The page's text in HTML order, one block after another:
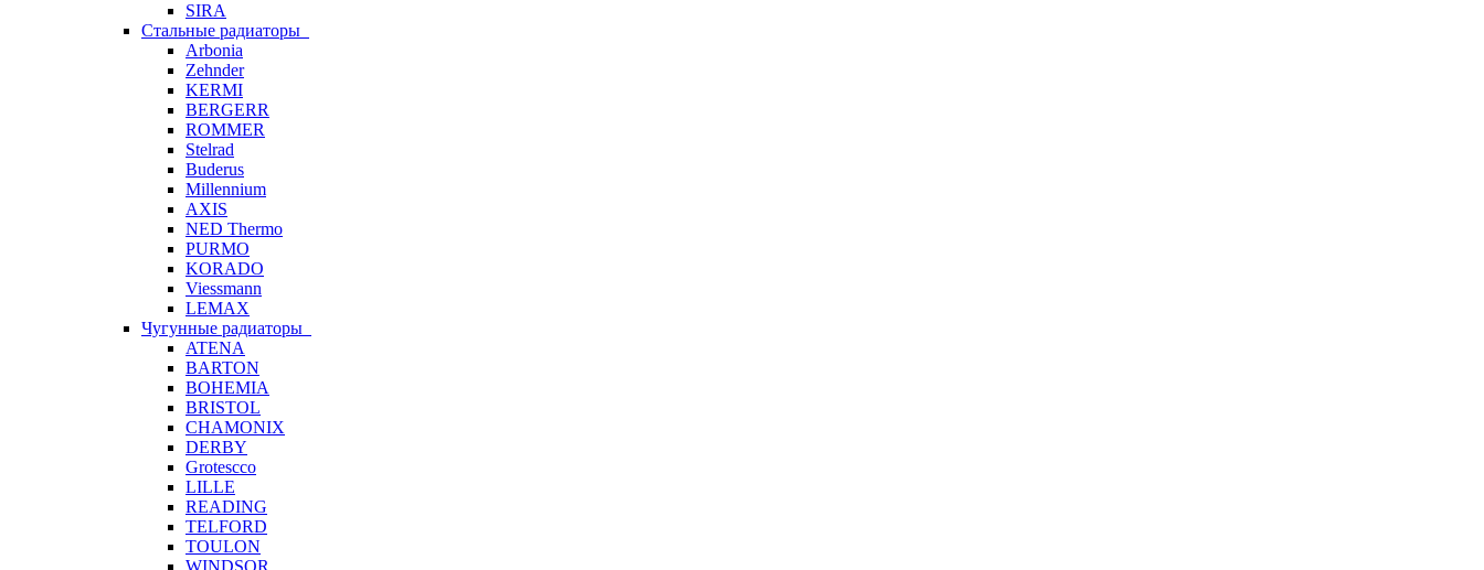
SIRA
Стальные радиаторы
Arbonia
Zehnder
KERMI
BERGERR
ROMMER
Stelrad
Buderus
Millennium
AXIS
NED Thermo
PURMO
KORADO
Viessmann
LEMAX
Чугунные радиаторы
ATENA
BARTON
BOHEMIA
BRISTOL
CHAMONIX
DERBY
Grotescco
LILLE
READING
TELFORD
TOULON
WINDSOR